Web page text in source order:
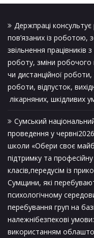
Держпраці
пов’язаних із
звільнення
роботу, зміни робочого
чи дистанційної
роботи, відпусток,
лікарняних, шкідливих
Сумський
проведення у
школи «Обери своє
підтримку та
класів,передусім із
Сумщини, які
психологічному
перебування груп на
належнібезпекові
використанням